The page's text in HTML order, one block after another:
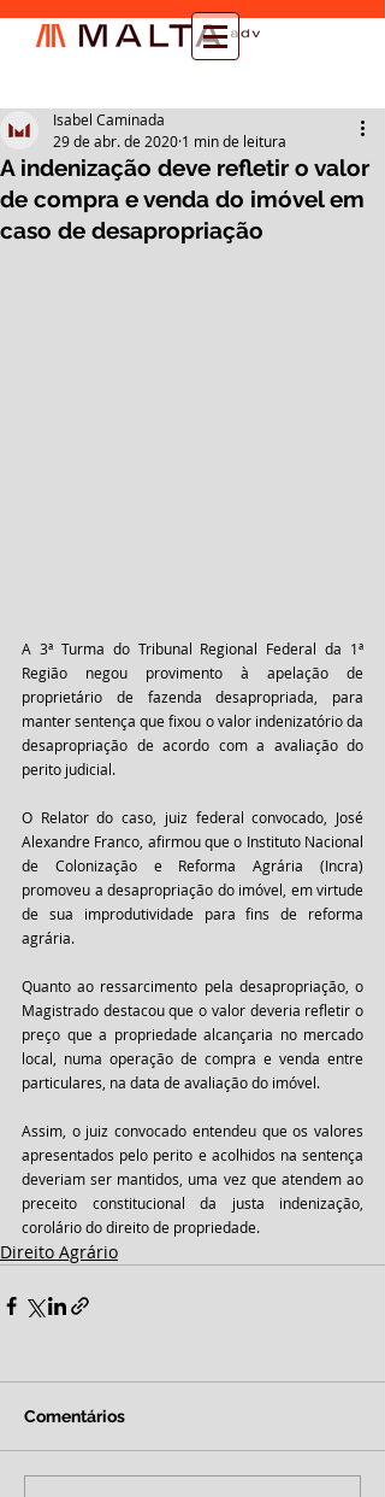
A indenização deve refletir o valor
de compra e venda do imóvel em
caso de desapropriação
Isabel Caminada
29 de abr. de 2020 1 min de leitura
A 3ª Turma do Tribunal Regional Federal da 1ª
Região negou provimento à apelação de
proprietário de fazenda desapropriada, para
manter sentença que fixou o valor indenizatório da
desapropriação de acordo com a avaliação do
perito judicial.
O Relator do caso, juiz federal convocado, José
Alexandre Franco, afirmou que o Instituto Nacional
de Colonização e Reforma Agrária (Incra)
promoveu a desapropriação do imóvel, em virtude
de sua improdutividade para fins de reforma
agrária.
Quanto ao ressarcimento pela desapropriação, o
Magistrado destacou que o valor deveria refletir o
preço que a propriedade alcançaria no mercado
local, numa operação de compra e venda entre
particulares, na data de avaliação do imóvel.
Assim, o juiz convocado entendeu que os valores
apresentados pelo perito e acolhidos na sentença
deveriam ser mantidos, uma vez que atendem ao
preceito constitucional da justa indenização,
corolário do direito de propriedade.
Direito Agrário
Comentários